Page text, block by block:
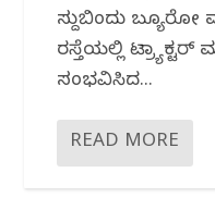
ಸುದ್ದಿಬಿಂದು
ರಸ್ತೆಯಲ್ಲಿ
ಸಂಭವಿಸಿದ...
READ MORE